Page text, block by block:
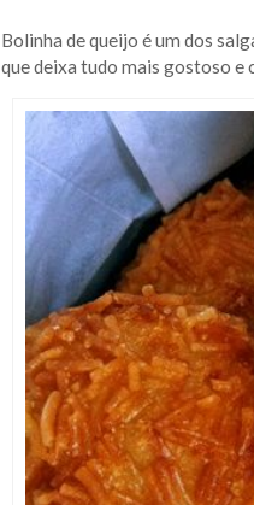
Bolinha de queijo é um dos
que deixa tudo mais gostoso e